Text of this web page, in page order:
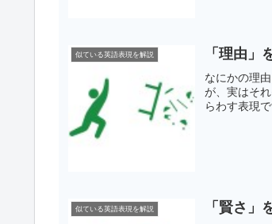
似ている英語表現を解説 「理由
なにかの理
が、実はそ
らわす表現
似ている英語表現を解説 「賢さ